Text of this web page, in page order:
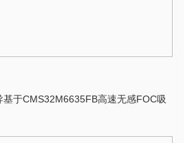
基于CMS32M6635FB高速无感FOC吸